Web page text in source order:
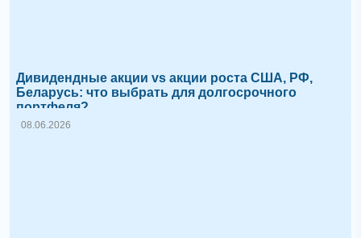
Дивидендные акции vs акции роста США, РФ,
Беларусь: что выбрать для долгосрочного
портфеля?
08.06.2026